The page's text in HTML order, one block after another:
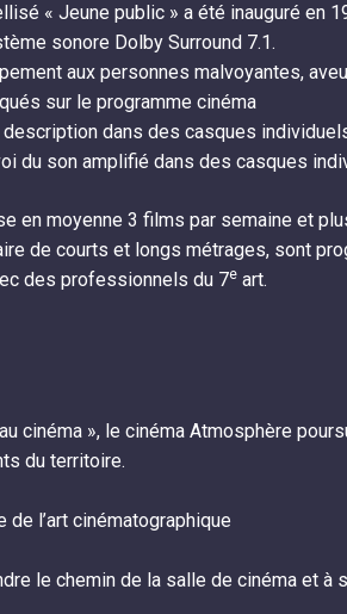
« Jeune public » a été inauguré en
sonore Dolby Surround 7.1.
aux personnes malvoyantes,
sur le programme cinéma
description dans des casques
du son amplifié dans des casques
en moyenne 3 films par semaine et
de courts et longs métrages, sont
des professionnels du 7e art.
cinéma », le cinéma Atmosphère
du territoire.
l’art cinématographique
le chemin de la salle de cinéma et à